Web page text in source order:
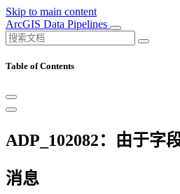
Skip to main content
ArcGIS Data Pipelines
Table of Contents
ADP_102082：由于字
消息